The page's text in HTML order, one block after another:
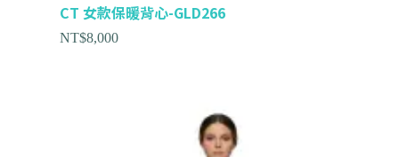
CT 女款保暖背心-GLD266
NT$8,000